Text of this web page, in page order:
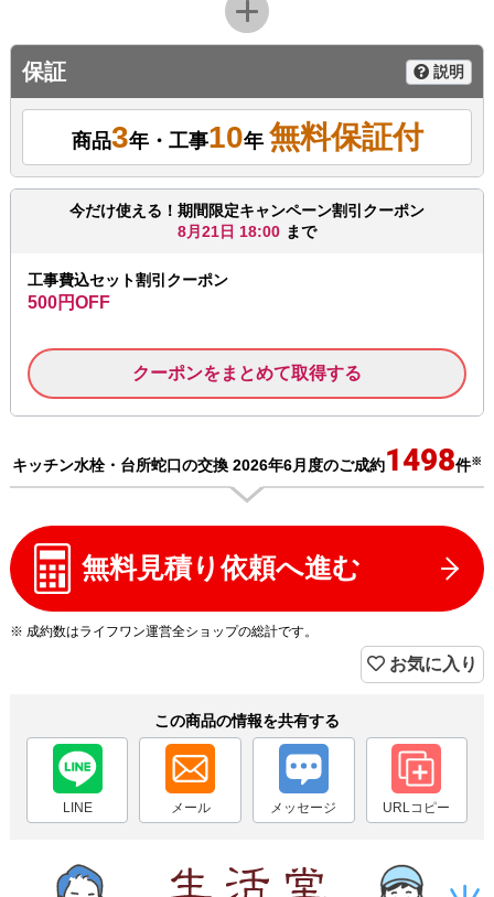
保証 説明
商品3年・工事10年 無料保証付
今だけ使える！期間限定キャンペーン割引クーポン
8月21日 18:00 まで
工事費込セット割引クーポン
500円OFF
クーポンをまとめて取得する
キッチン水栓・台所蛇口の交換 2026年6月度のご成約1498件※
無料見積り依頼へ進む
※ 成約数はライフワン運営全ショップの総計です。
お気に入り
この商品の情報を共有する
LINE メール メッセージ URLコピー